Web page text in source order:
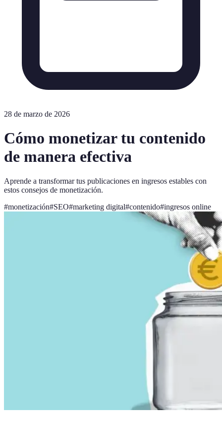
28 de marzo de 2026
Cómo monetizar tu contenido
de manera efectiva
Aprende a transformar tus publicaciones en ingresos estables con
estos consejos de monetización.
#monetización#SEO#marketing digital#contenido#ingresos online